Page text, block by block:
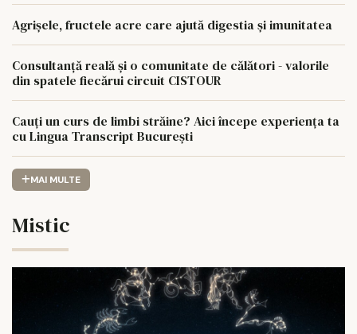
Agrișele, fructele acre care ajută digestia și imunitatea
Consultanță reală și o comunitate de călători - valorile
din spatele fiecărui circuit CISTOUR
Cauți un curs de limbi străine? Aici începe experiența ta
cu Lingua Transcript București
MAI MULTE
Mistic